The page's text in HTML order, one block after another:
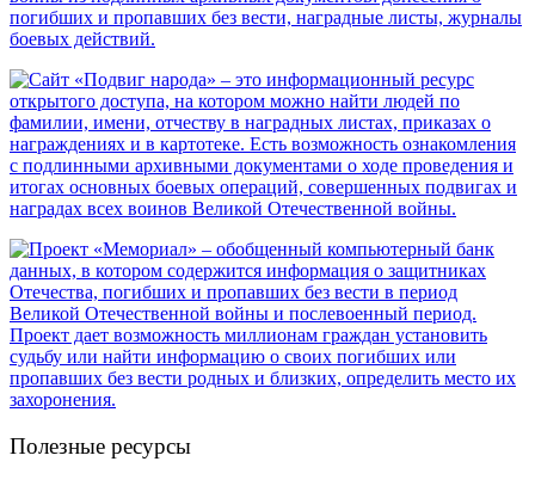
Полезные ресурсы